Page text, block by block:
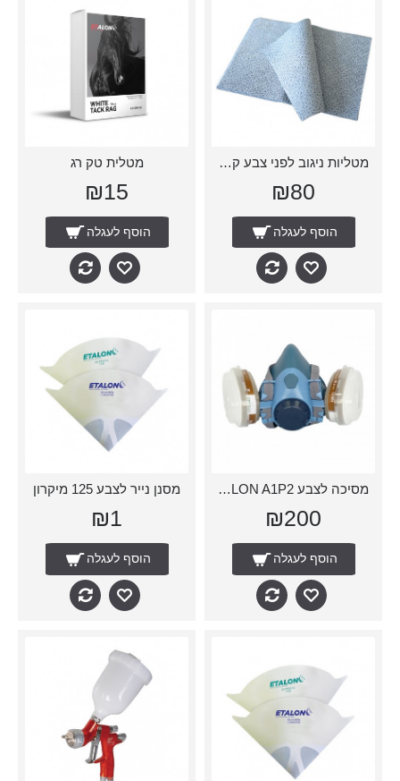
מטליות ניגוב לפני צבע קרטון (100)
₪80
הוסף לעגלה
מטלית טק רג
₪15
הוסף לעגלה
מסיכה לצבע ETALON A1P2
₪200
הוסף לעגלה
מסנן נייר לצבע 125 מיקרון
₪1
הוסף לעגלה